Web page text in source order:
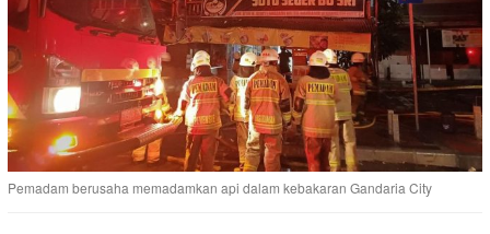
Pemadam berusaha memadamkan api dalam kebakaran Gandaria City